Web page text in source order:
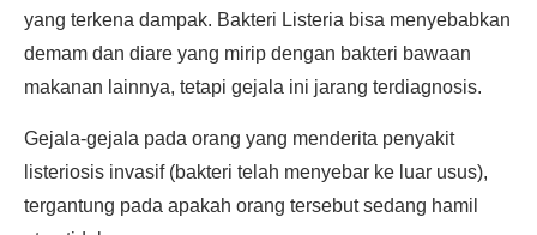
yang terkena dampak. Bakteri Listeria bisa menyebabkan
demam dan diare yang mirip dengan bakteri bawaan
makanan lainnya, tetapi gejala ini jarang terdiagnosis.
Gejala-gejala pada orang yang menderita penyakit
listeriosis invasif (bakteri telah menyebar ke luar usus),
tergantung pada apakah orang tersebut sedang hamil